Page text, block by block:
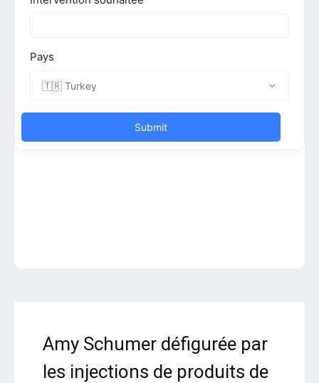
Amy Schumer défigurée par
les injections de produits de